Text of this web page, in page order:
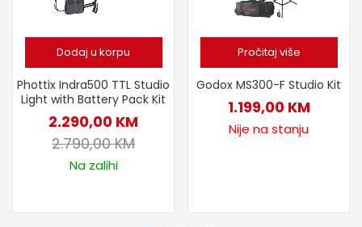
Dodaj u korpu
Phottix Indra500 TTL Studio
Light with Battery Pack Kit
2.290,00 KM
2.790,00KM
Na zalihi
Pročitaj više
Godox MS300-F Studio Kit
1.199,00 KM
Nije na stanju